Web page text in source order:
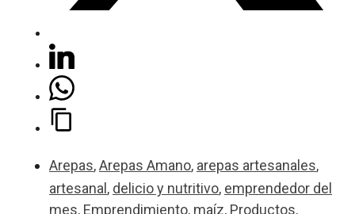
Arepas,Arepas Amano, arepas artesanales,
artesanal , delicio y nutritivo, emprendedor del
mes, Emprendimiento, maíz, Productos,